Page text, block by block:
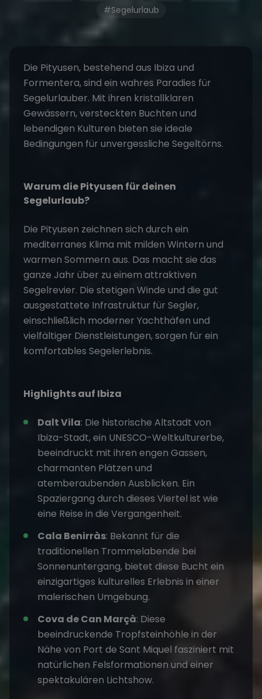
#Segelurlaub
Die Pityusen, bestehend aus Ibiza und
Formentera, sind ein wahres Paradies für
Segelurlauber. Mit ihren kristallklaren
Gewässern, versteckten Buchten und
lebendigen Kulturen bieten sie ideale
Bedingungen für unvergessliche Segeltörns.
Warum die Pityusen für deinen
Segelurlaub?
Die Pityusen zeichnen sich durch ein
mediterranes Klima mit milden Wintern und
warmen Sommern aus. Das macht sie das
ganze Jahr über zu einem attraktiven
Segelrevier. Die stetigen Winde und die gut
ausgestattete Infrastruktur für Segler,
einschließlich moderner Yachthäfen und
vielfältiger Dienstleistungen, sorgen für ein
komfortables Segelerlebnis.
Highlights auf Ibiza
Dalt Vila: Die historische Altstadt von
Ibiza-Stadt, ein UNESCO-Weltkulturerbe,
beeindruckt mit ihren engen Gassen,
charmanten Plätzen und
atemberaubenden Ausblicken. Ein
Spaziergang durch dieses Viertel ist wie
eine Reise in die Vergangenheit.
Cala Benirràs: Bekannt für die
traditionellen Trommelabende bei
Sonnenuntergang, bietet diese Bucht ein
einzigartiges kulturelles Erlebnis in einer
malerischen Umgebung.
Cova de Can Marçà: Diese
beeindruckende Tropfsteinhöhle in der
Nähe von Port de Sant Miquel fasziniert mit
natürlichen Felsformationen und einer
spektakulären Lichtshow.